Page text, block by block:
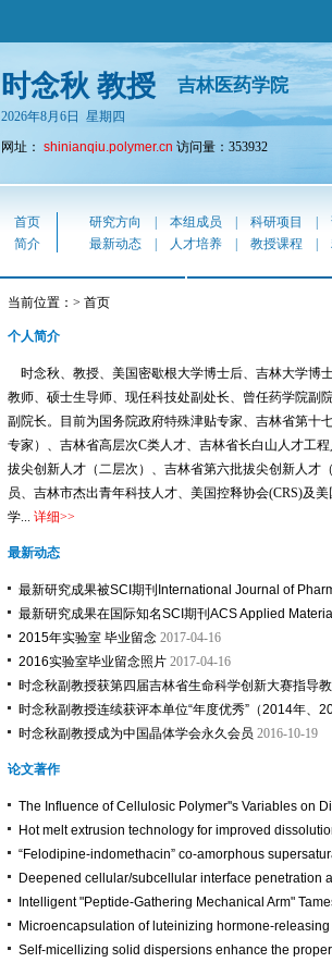
时念秋 教授 吉林医药学院
2026年8月6日 星期四
网址： shinianqiu.polymer.cn 访问量：353932
首页 研究方向 本组成员 科研项目
简介
最新动态 人才培养 教授课程
当前位置：> 首页
个人简介
时念秋、教授、美国密歇根大学博士后、吉林大学博
教师、硕士生导师、现任科技处副处长、曾任药学院副
副院长。目前为国务院政府特殊津贴专家、吉林省第十
专家）、吉林省高层次C类人才、吉林省长白山人才工
拔尖创新人才（二层次）、吉林省第六批拔尖创新人才
员、吉林市杰出青年科技人才、美国控释协会(CRS)及
学... 详细>>
最新动态
最新研究成果被SCI期刊International Journal of
最新研究成果在国际知名SCI期刊ACS Applied
2015年实验室 毕业留念 2017-04-16
2016实验室毕业留念照片 2017-04-16
时念秋副教授获第四届吉林省生命科学创新大赛指导
时念秋副教授连续获评本单位“年度优秀”（2014年、
时念秋副教授成为中国晶体学会永久会员 2016-10-19
论文著作
The Influence of Cellulosic Polymer''s Variables on
Hot melt extrusion technology for improved
“Felodipine-indomethacin” co-amorphous
Deepened cellular/subcellular interface penetration
Intelligent "Peptide-Gathering Mechanical Arm"
Microencapsulation of luteinizing hormone-
Self-micellizing solid dispersions enhance the